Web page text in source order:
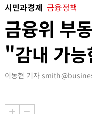
시민과경제 금융정책
금융위 부
"감내 가
이동현 기자